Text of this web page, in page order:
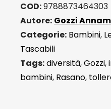
COD:9788873464303
Autore: Gozzi
Categorie: Bambini,
Tascabili
Tags:diversità,Gozzi,
bambini, Rasano,